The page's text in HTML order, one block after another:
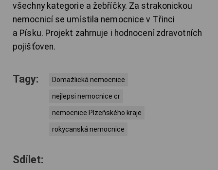
všechny kategorie a žebříčky. Za strakonickou
nemocnicí se umístila nemocnice v Třinci
a Písku. Projekt zahrnuje i hodnocení zdravotních
pojišťoven.
Tagy: Domažlická nemocnice
nejlepsi nemocnice cr
nemocnice Plzeňského kraje
rokycanská nemocnice
Sdílet: